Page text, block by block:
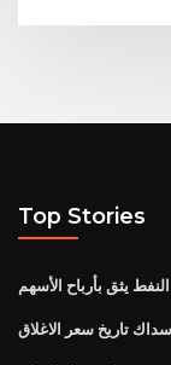
Top Stories
النفط يثق بأرباح الأسهم
تاريخ سعر الاغلاق